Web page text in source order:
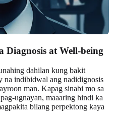
Diagnosis at Well-being
dahilan kung bakit
na indibidwal ang nadidignosis
man. Kapag sinabi mo sa
ugnayan, maaaring hindi ka
bilang perpektong kaya